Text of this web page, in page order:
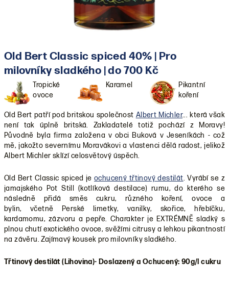
Old Bert Classic spiced 40% | Pro
milovníky sladkého | do 700 Kč
Tropické
ovoce
Karamel
Pikantní
koření
Old Bert patří pod britskou společnost Albert Michler... která však
není tak úplně britská. Zakladatelé totiž pochází z Moravy!
Původně byla firma založena v obci Buková v Jeseníkách - což
mě, jakožto severnímu Moravákovi a vlastenci dělá radost, jelikož
Albert Michler sklízí celosvětový úspěch.
Old Bert Classic spiced jeochucený třtinový destilát. Vyrábí se z
jamajského Pot Still (kotlíková destilace) rumu, do kterého se
následně přidá směs cukru, různého koření, ovoce a
bylin, včetně
Perské limetky, vanilky, skořice, hřebíčku,
kardamomu, zázvoru a pepře. Charakter je EXTRÉMNĚ sladký s
plnou chutí exotického ovoce, svěžími citrusy a lehkou pikantností
na závěru. Zajímavý kousek pro milovníky sladkého.
Třtinový destilát (Lihovina)- Doslazený a Ochucený: 90g/l cukru